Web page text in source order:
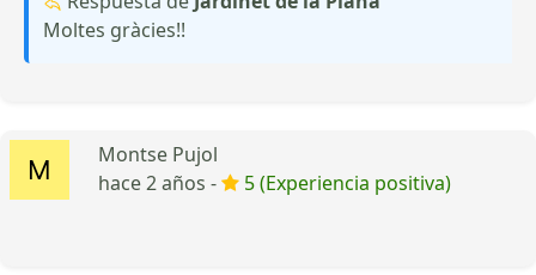
Moltes gràcies!!
Montse Pujol
hace 2 años -
5 (Experiencia positiva)